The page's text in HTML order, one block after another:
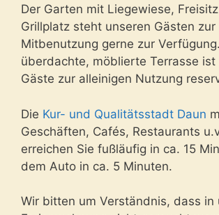
Der Garten mit Liegewiese,
Grillplatz steht unseren Gästen zur
Mitbenutzung gerne zur
überdachte, möblierte Terrasse ist
Gäste zur alleinigen Nutzung
Die Kur- und Qualitätsstadt Daun
Geschäften, Cafés, Restaurants
erreichen Sie fußläufig in ca. 15
dem Auto in ca. 5 Minuten.
Wir bitten um Verständnis, dass in